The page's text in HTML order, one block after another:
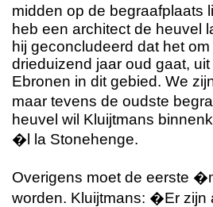
midden op de begraafplaats
heb een architect de heuvel
hij geconcludeerd dat het
drieduizend jaar oud gaat,
Ebronen in dit gebied. We
maar tevens de oudste
heuvel wil Kluijtmans
�l la Stonehenge.
Overigens moet de eerste
worden. Kluijtmans: �Er